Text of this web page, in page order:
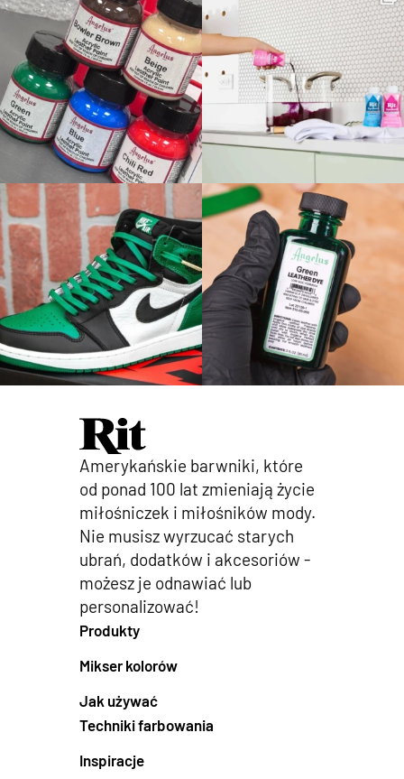
Amerykańskie barwniki, które
od ponad 100 lat zmieniają życie
miłośniczek i miłośników mody.
Nie musisz wyrzucać starych
ubrań, dodatków i akcesoriów -
możesz je odnawiać lub
personalizować!
Produkty
Mikser kolorów
Jak używać
Techniki farbowania
Inspiracje